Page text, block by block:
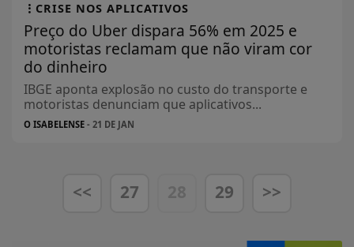
CRISE NOS APLICATIVOS
Preço do Uber dispara 56% em 2025 e
motoristas reclamam que não viram cor
do dinheiro
IBGE aponta explosão no custo do transporte e
motoristas denunciam que aplicativos...
O ISABELENSE - 21 DE JAN
<< 27 28 29 >>